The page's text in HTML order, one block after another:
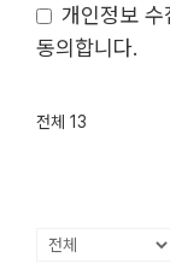
개인정보
동의합니다.
전체 13